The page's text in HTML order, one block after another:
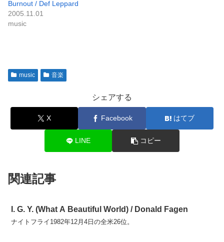
Burnout / Def Leppard
2005.11.01
music
music 音楽
シェアする
X Facebook はてブ
LINE コピー
関連記事
I. G. Y. (What A Beautiful World) / Donald Fagen
ナイトフライ1982年12月4日の全米26位。